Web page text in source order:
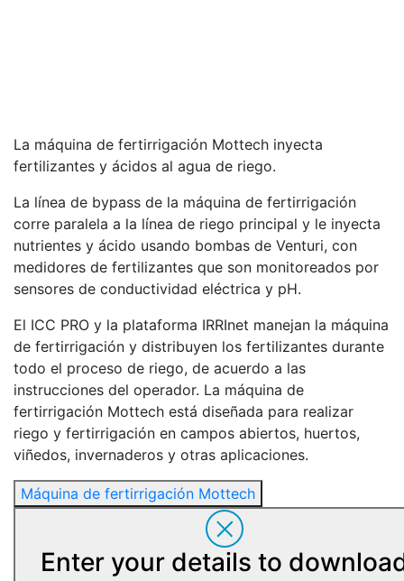
La máquina de fertirrigación Mottech inyecta
fertilizantes y ácidos al agua de riego.
La línea de bypass de la máquina de fertirrigación
corre paralela a la línea de riego principal y le inyecta
nutrientes y ácido usando bombas de Venturi, con
medidores de fertilizantes que son monitoreados por
sensores de conductividad eléctrica y pH.
El ICC PRO y la plataforma IRRInet manejan la máquina
de fertirrigación y distribuyen los fertilizantes durante
todo el proceso de riego, de acuerdo a las
instrucciones del operador. La máquina de
fertirrigación Mottech está diseñada para realizar
riego y fertirrigación en campos abiertos, huertos,
viñedos, invernaderos y otras aplicaciones.
Máquina de fertirrigación Mottech
Enter your details to